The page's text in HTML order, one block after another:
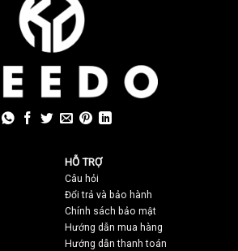
HỖ TRỢ
Câu hỏi
Đổi trả và bảo hành
Chính sách bảo mật
Hướng dẫn mua hàng
Hướng dẫn thanh toán